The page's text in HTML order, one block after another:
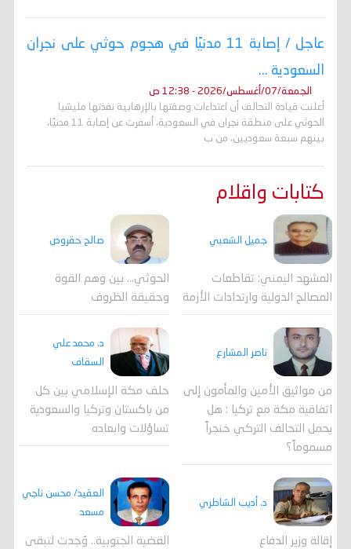
عاجل / إصابة 11 مدنيًا في هجوم حوثي على نجران
السعودية ...
الجمعة/07/أغسطس/2026 - 12:38 ص
أعلنت قيادة التحالف أن اعتداءات وصفتها بالإرهابية نفذتها مليشيا
الحوثي على منطقة نجران في السعودية، أسفرت عن إصابة 11 مدنيًا،
بينهم سبعة سعوديين، من ب
كتابات واقلام
جميل الشعبي
المشهد اليمني: تقاطعات
المصالح الدولية وارتدادات الأزمة
صالح حقروص
الحوثي... بين وهم القوة
وحقيقة الظروف
ناصر المشارع
من مواثيق الأمين والمأمون إلى
اتفاقية مكة مع تركيا : هل
يحمل التحالف التركي خنجراً
مسموماً؟
د. محمد علي
السقاف
حلف مكة الإسلامي بين كل
من باكستان وتركيا والسعودية
تساؤلات وابعاده
د. أديب الشاطري
إقالة وزير الدفاع
العقيد/ محسن ناجي
مسعد
القضية الجنوبية.. وُجدت لتبقى